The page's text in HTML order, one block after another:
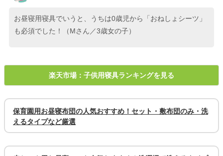
お昼寝用寝具でいうと、うちは0歳児から「おねしょシーツ」
も必須でした！（Mさん／3歳女の子）
楽天市場：子供用寝具ランキングを見る
保育園用お昼寝布団の人気おすすめ！セット・敷布団のみ・洗
えるタイプなど厳選